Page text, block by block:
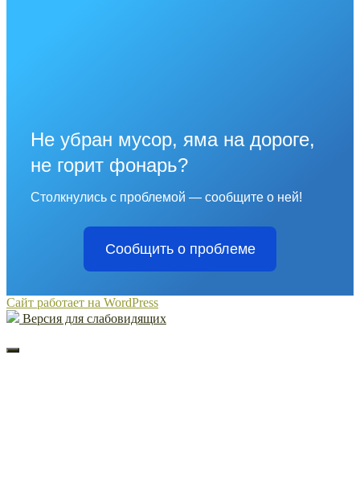
Не убран мусор, яма на дороге,
не горит фонарь?
Столкнулись с проблемой — сообщите о ней!
Сообщить о проблеме
Сайт работает на WordPress
Версия для слабовидящих